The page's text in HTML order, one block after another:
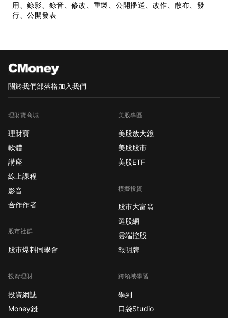
用、錄影、錄音、修改、重製、公開播送、改作、散布、發
行、公開發表
關於我們部落格加入我們
理財寶商城
理財寶
軟體
講座
線上課程
影音
合作作者
股市社群
股市爆料同學會
投資理財
投資網誌
Money錢
美股專區
美股放大鏡
美股股市
美股ETF
模擬投資
股市大富翁
選股網
雲端控股
報明牌
跨領域學習
學到
口袋Studio